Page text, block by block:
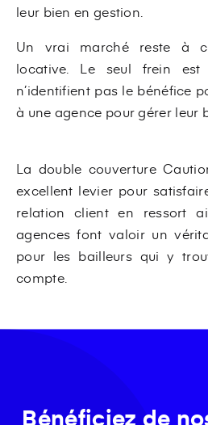
leur bien en gestion.
Un vrai marché reste à
locative. Le seul frein est
n’identifient pas le bénéfice
à une agence pour gérer leur
La double couverture
excellent levier pour
relation client en ressort
agences font valoir un
pour les bailleurs qui y
compte.
Bénéficiez de